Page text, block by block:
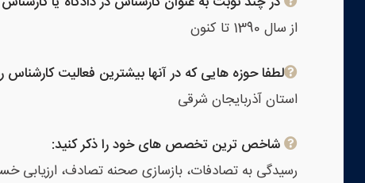
از سال 1390 تا کنون
لطفا حوزه هایی که در آنها بیشترین فعالیت
استان آذربایجان شرقی
شاخص ترین تخصص های خود را ذکر کنید:
رسیدگی به تصادفات، بازسازی صحنه تصادف، ارزیابی